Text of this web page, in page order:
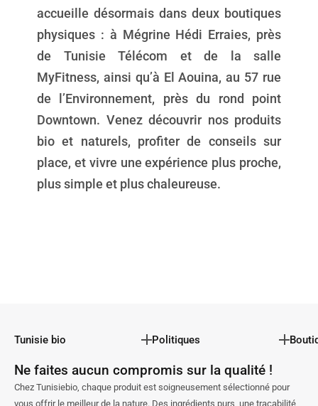
accueille désormais dans deux boutiques
physiques : à Mégrine Hédi Erraies, près
de Tunisie Télécom et de la salle
MyFitness, ainsi qu’à El Aouina, au 57 rue
de l’Environnement, près du rond point
Downtown. Venez découvrir nos produits
bio et naturels, profiter de conseils sur
place, et vivre une expérience plus proche,
plus simple et plus chaleureuse.
Tunisie bio Politiques
Ne faites aucun compromis sur la qualité !
Chez Tunisiebio, chaque produit est soigneusement sélectionné pour
vous offrir le meilleur de la nature. Des ingrédients purs, une traçabilité